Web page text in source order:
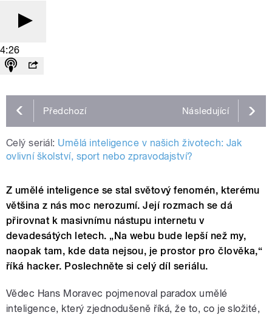
4:26
Předchozí Následující
Celý seriál: Umělá inteligence v našich životech: Jak
ovlivní školství, sport nebo zpravodajství?
Z umělé inteligence se stal světový fenomén, kterému
většina z nás moc nerozumí. Její rozmach se dá
přirovnat k masivnímu nástupu internetu v
devadesátých letech. „Na webu bude lepší než my,
naopak tam, kde data nejsou, je prostor pro člověka,“
říká hacker. Poslechněte si celý díl seriálu.
Vědec Hans Moravec pojmenoval paradox umělé
inteligence, který zjednodušeně říká, že to, co je složité,